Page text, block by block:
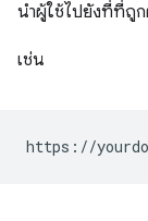
นำผู้ใช้ไปยังที่ที่ถูก
เช่น